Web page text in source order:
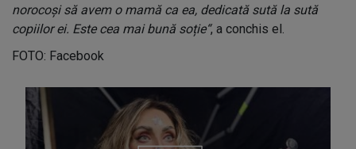
norocoși să avem o mamă ca ea, dedicată sută la sută
copiilor ei. Este cea mai bună soție“, a conchis el.
FOTO: Facebook